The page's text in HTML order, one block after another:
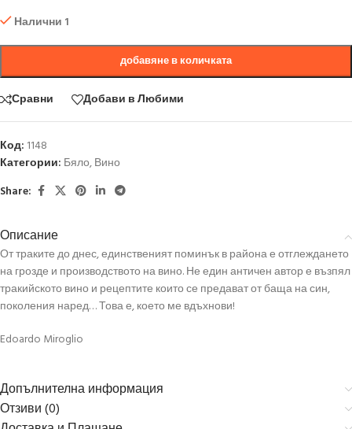
Налични 1
добавяне в количката
Сравни Добави в Любими
Код: 1148
Категории: Бяло,Вино
Share:
Описание
От траките до днес, единственият поминък в района е отглеждането
на грозде и производството на вино. Не един античен автор е възпял
тракийското вино и рецептите които се предават от баща на син,
поколения наред… Това е, което ме вдъхнови!
Edoardo Miroglio
Допълнителна информация
Отзиви (0)